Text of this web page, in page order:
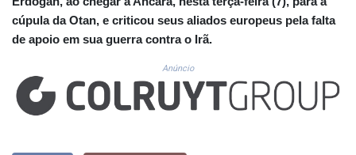
EGP 57.747336
ERN 17.330821
ETB 186.880539
FKP 0.857011
GBP 0.85579
GEL 3.016025
cúpula da Otan, e criticou seus aliados europeus pela falta
de apoio em sua guerra contra o Irã.
Anúncio